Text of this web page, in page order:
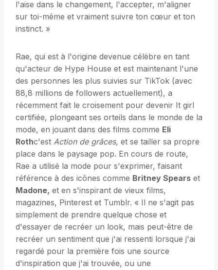
l'aise dans le changement, l'accepter, m'aligner
sur toi-même et vraiment suivre ton cœur et ton
instinct. »
Rae, qui est à l'origine devenue célèbre en tant
qu'acteur de Hype House et est maintenant l'une
des personnes les plus suivies sur TikTok (avec
88,8 millions de followers actuellement), a
récemment fait le croisement pour devenir It girl
certifiée, plongeant ses orteils dans le monde de la
mode, en jouant dans des films comme Eli
Rothc'est Action de grâces, et se tailler sa propre
place dans le paysage pop. En cours de route,
Rae a utilisé la mode pour s'exprimer, faisant
référence à des icônes comme Britney Spears et
Madone, et en s'inspirant de vieux films,
magazines, Pinterest et Tumblr. « Il ne s'agit pas
simplement de prendre quelque chose et
d'essayer de recréer un look, mais peut-être de
recréer un sentiment que j'ai ressenti lorsque j'ai
regardé pour la première fois une source
d'inspiration que j'ai trouvée, ou une